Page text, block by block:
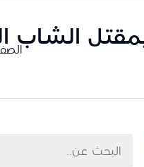
ولا علاقة بمقتل